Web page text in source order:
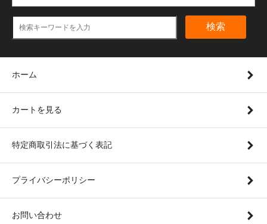
検索
ホーム
カートを見る
特定商取引法に基づく表記
プライバシーポリシー
お問い合わせ